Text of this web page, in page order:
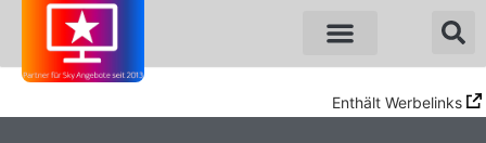
Enthält Werbelinks